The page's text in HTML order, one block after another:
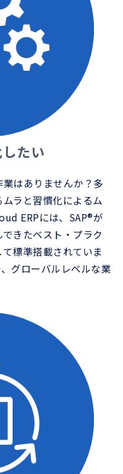
たい
はありませんか？多
ラと習慣化によるム
ERPには、SAP®が
きたベスト・プラク
標準搭載されていま
グローバルレベルな業